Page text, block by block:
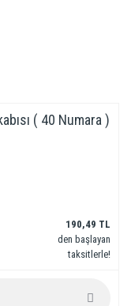
( 40 Numara )
190,49 TL
den başlayan
taksitlerle!